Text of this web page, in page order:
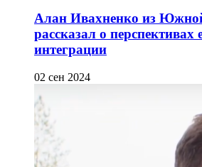
Алан Ивахненко из
рассказал о перспективах
интеграции
02 сен 2024